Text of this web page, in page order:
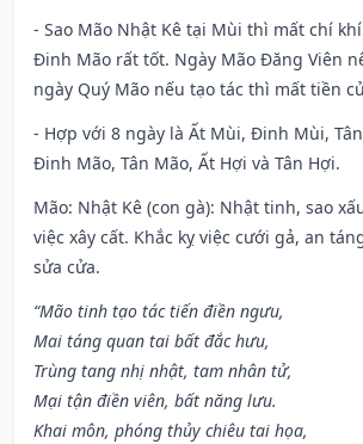
- Sao Mão Nhật Kê tại Mùi thì mất chí
Đinh Mão rất tốt. Ngày Mão Đăng Viên
ngày Quý Mão nếu tạo tác thì mất tiền
- Hợp với 8 ngày là Ất Mùi, Đinh Mùi,
Đinh Mão, Tân Mão, Ất Hợi và Tân Hợi.
Mão: Nhật Kê (con gà): Nhật tinh, sao
việc xây cất. Khắc kỵ việc cưới gả, an
sửa cửa.
“Mão tinh tạo tác tiến điền ngưu,
Mai táng quan tai bất đắc hưu,
Trùng tang nhị nhật, tam nhân tử,
Mại tận điền viên, bất năng lưu.
Khai môn, phóng thủy chiêu tai họa,